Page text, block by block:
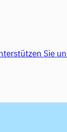
Sie